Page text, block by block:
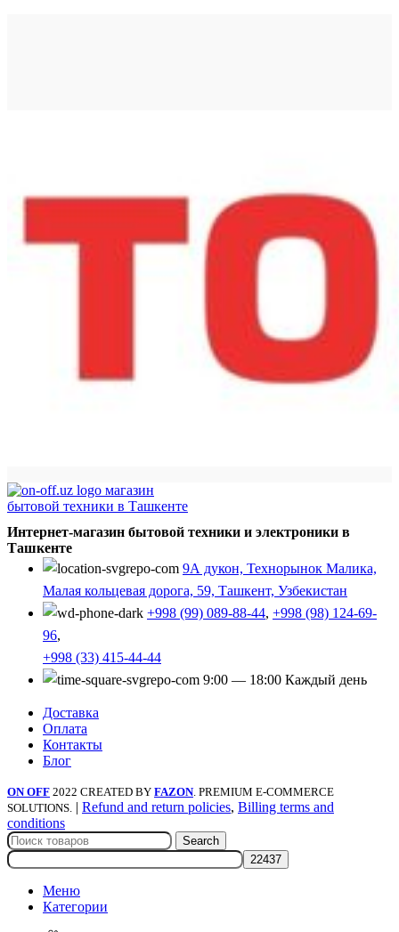
Интернет-магазин бытовой техники и электроники в
Ташкенте
9А дукон, Технорынок Малика,
Малая кольцевая дорога, 59, Ташкент, Узбекистан
+998 (99) 089-88-44, +998 (98) 124-69-
96,
+998 (33) 415-44-44
9:00 — 18:00 Каждый день
Доставка
Оплата
Контакты
Блог
ON OFF 2022 CREATED BY FAZON. PREMIUM E-COMMERCE
SOLUTIONS. | Refund and return policies, Billing terms and
conditions
Search
Меню
Категории